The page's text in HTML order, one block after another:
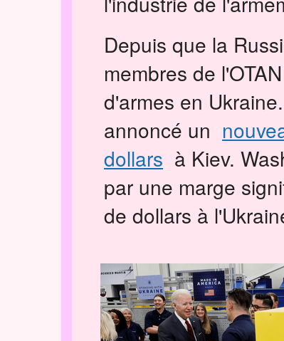
Depuis que la
membres de
d'armes en Ukraine.
annoncé un
dollars à Kiev.
par une marge
de dollars à